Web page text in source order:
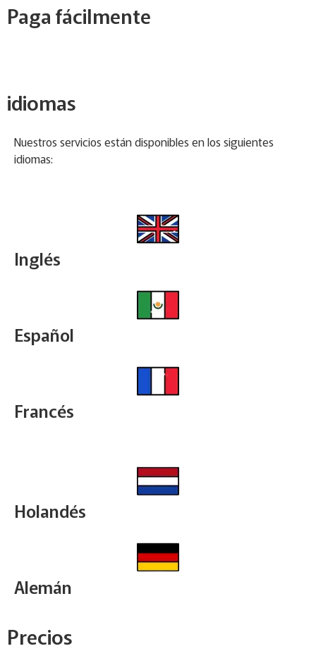
Paga fácilmente
idiomas
Nuestros servicios están disponibles en los siguientes
idiomas:
Inglés
Español
Francés
Holandés
Alemán
Precios